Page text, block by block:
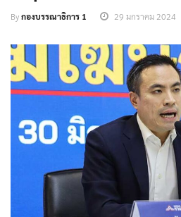
Byกองบรรณาธิการ 1 29 มกราคม 2024